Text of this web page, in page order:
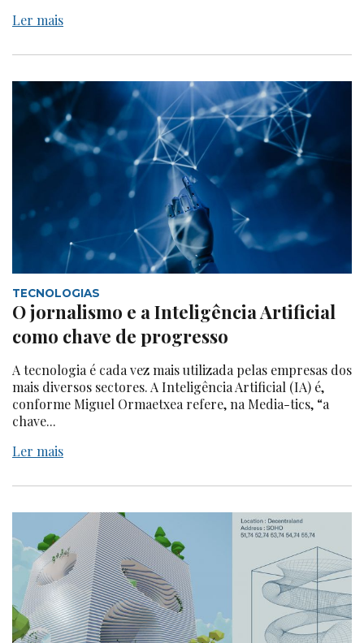
Ler mais
TECNOLOGIAS
O jornalismo e a Inteligência Artificial
como chave de progresso
A tecnologia é cada vez mais utilizada pelas empresas dos
mais diversos sectores. A Inteligência Artificial (IA) é,
conforme Miguel Ormaetxea refere, na Media-tics, “a
chave...
Ler mais